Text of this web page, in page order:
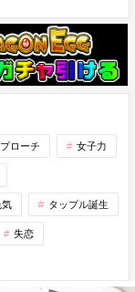
ローチ 女子力
気 タップル誕生
失恋